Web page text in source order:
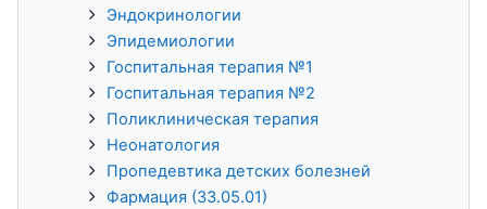
Эндокринологии
Эпидемиологии
Госпитальная терапия №1
Госпитальная терапия №2
Поликлиническая терапия
Неонатология
Пропедевтика детских болезней
Фармация (33.05.01)